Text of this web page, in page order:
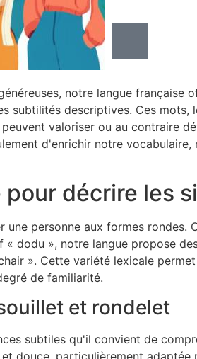
notre langue française
descriptives. Ces mots,
valoriser ou au contraire
d'enrichir notre
décrire les
personne aux formes
dodu », notre langue propose
». Cette variété lexicale
de familiarité.
et rondelet
subtiles qu'il convient de